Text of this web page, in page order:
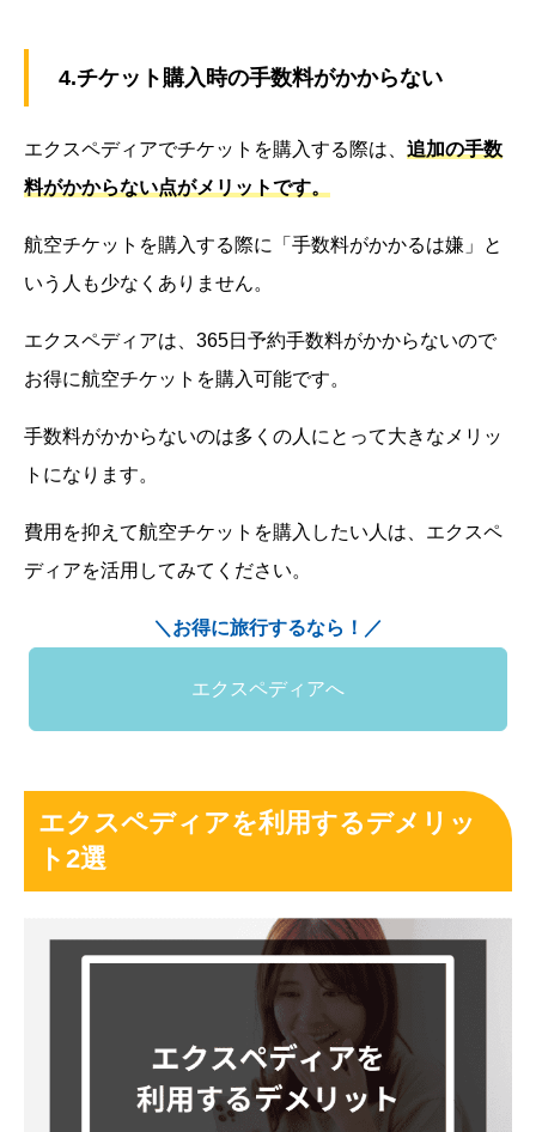
4.チケット購入時の手数料がかからない
エクスペディアでチケットを購入する際は、 追加の手数
料がかからない点がメリットです。
航空チケットを購入する際に「手数料がかかるは嫌」と
いう人も少なくありません。
エクスペディアは、365日予約手数料がかからないので
お得に航空チケットを購入可能です。
手数料がかからないのは多くの人にとって大きなメリッ
トになります。
費用を抑えて航空チケットを購入したい人は、エクスペ
ディアを活用してみてください。
＼お得に旅行するなら！／
エクスペディアへ
エクスペディアを利用するデメリッ
ト2選